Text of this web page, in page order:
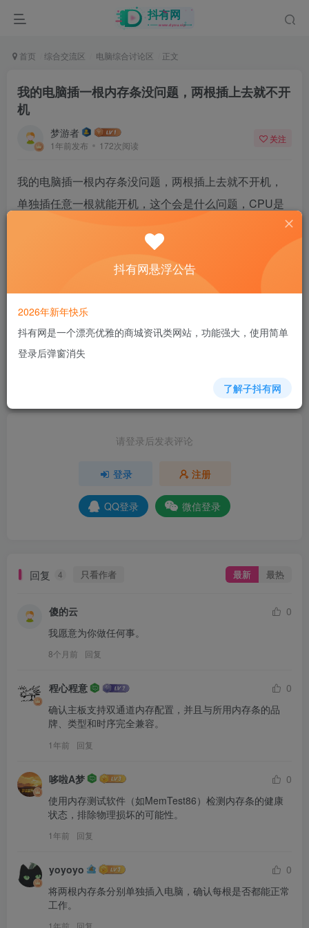
首页 综合交流区 电脑综合讨论区 正文
我的电脑插一根内存条没问题，两根插上去就不开
机
梦游者
1年前发布 172次阅读
关注
我的电脑插一根内存条没问题，两根插上去就不开机，
单独插任意一根就能开机，这个会是什么问题，CPU是
i5 10400，内存条是金百达ddr4 16G共2根，这个会是什
+4 +7
分享 收藏
请登录后发表评论
登录 注册
QQ登录 微信登录
回复 4 只看作者 最新 最热
傻的云
0
我愿意为你做任何事。
8个月前 回复
程心程意
0
确认主板支持双通道内存配置，并且与所用内存条的品
牌、类型和时序完全兼容。
1年前 回复
哆啦A梦
0
使用内存测试软件（如MemTest86）检测内存条的健康
状态，排除物理损坏的可能性。
1年前 回复
yoyoyo
0
将两根内存条分别单独插入电脑，确认每根是否都能正常
工作。
抖有网悬浮公告
2026年新年快乐
抖有网是一个漂亮优雅的商城资讯类网站，功能强大，使用简单
登录后弹窗消失
了解子抖有网